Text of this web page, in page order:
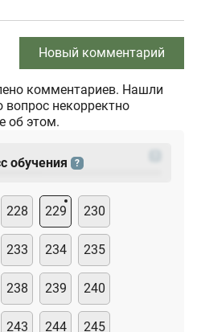
Новый комментарий
комментариев. Нашли
вопрос некорректно
об этом.
обучения ?
228 229 230
233 234 235
238 239 240
243 244 245